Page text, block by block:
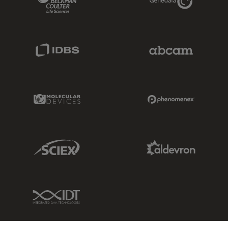
Molecular Devices Link
Sciex Link
IDT Link